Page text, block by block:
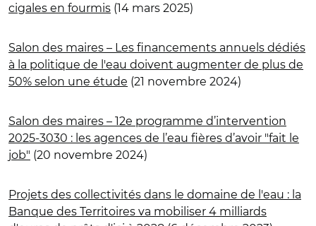
cigales en fourmis (14 mars 2025)
Salon des maires – Les financements annuels dédiés
à la politique de l'eau doivent augmenter de plus de
50% selon une étude (21 novembre 2024)
Salon des maires – 12e programme d’intervention
2025-3030 : les agences de l’eau fières d’avoir "fait le
job" (20 novembre 2024)
Projets des collectivités dans le domaine de l'eau : la
Banque des Territoires va mobiliser 4 milliards